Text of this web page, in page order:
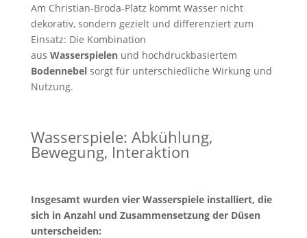
Am Christian-Broda-Platz kommt Wasser nicht
dekorativ, sondern gezielt und differenziert zum
Einsatz: Die Kombination
aus Wasserspielenund hochdruckbasiertem
Bodennebelsorgt für unterschiedliche Wirkung und
Nutzung.
Wasserspiele: Abkühlung,
Bewegung, Interaktion
Insgesamt wurden vier Wasserspiele installiert, die
sich in Anzahl und Zusammensetzung der Düsen
unterscheiden: